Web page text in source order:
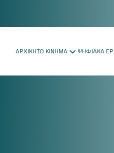
ΑΡΧΙΚΗΤΟ ΚΙΝΗΜΑ ΨΗΦΙΑΚΑ